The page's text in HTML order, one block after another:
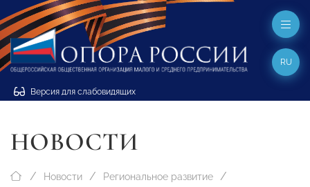
Версия для слабовидящих
RU
НОВОСТИ
Новости Региональное развитие